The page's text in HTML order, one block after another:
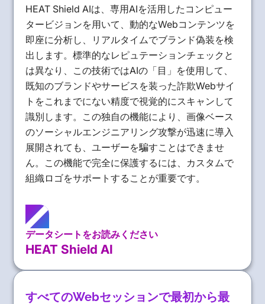
HEAT Shield AIは、専用AIを活用したコンピュー
タービジョンを用いて、動的なWebコンテンツを
即座に分析し、リアルタイムでブランド偽装を検
出します。標準的なレピュテーションチェックと
は異なり、この技術ではAIの「目」を使用して、
既知のブランドやサービスを装った詐欺Webサイ
トをこれまでにない精度で視覚的にスキャンして
識別します。この独自の機能により、画像ベース
のソーシャルエンジニアリング攻撃が迅速に導入
展開されても、ユーザーを騙すことはできませ
ん。この機能で完全に保護するには、カスタムで
組織ロゴをサポートすることが重要です。
データシートをお読みください
HEAT Shield AI
すべてのWebセッションで最初から最